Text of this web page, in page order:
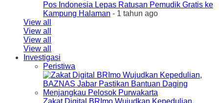
Pos Indonesia Lepas Ratusan Pemudik Gratis ke
Kampung Halaman - 1 tahun ago
View all
View all
View all
View all
Investigasi
Peristiwa
Zakat Digital BRImo Wujudkan Kepedulian,